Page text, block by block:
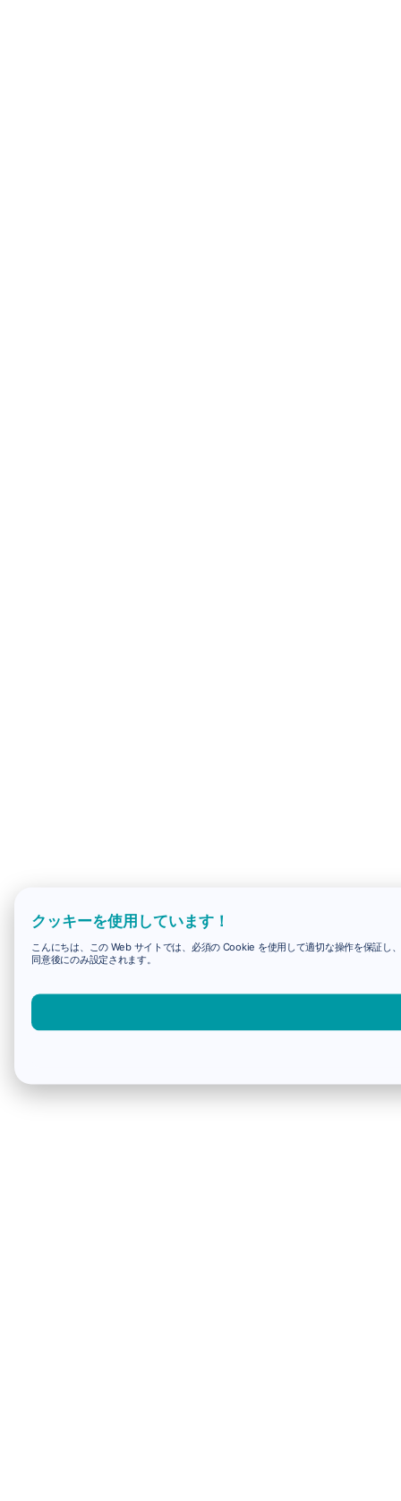
クッキーを使用しています！
こんにちは、この Web サイトでは、必須の Cookie を使用して適切な操作を保証
同意後にのみ設定されます。